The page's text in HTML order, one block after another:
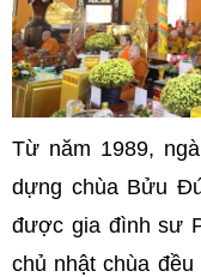
Từ năm 1989,
dựng chùa Bửu
được gia đình sư
chủ nhật chùa